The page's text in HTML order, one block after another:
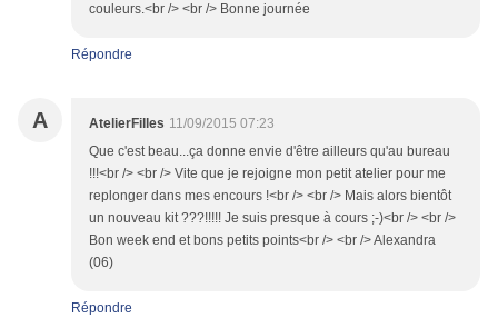
couleurs.<br /> <br /> Bonne journée
Répondre
A AtelierFilles 11/09/2015 07:23
Que c'est beau...ça donne envie d'être ailleurs qu'au bureau
!!!<br /> <br /> Vite que je rejoigne mon petit atelier pour me
replonger dans mes encours !<br /> <br /> Mais alors bientôt
un nouveau kit ???!!!!! Je suis presque à cours ;-)<br /> <br />
Bon week end et bons petits points<br /> <br /> Alexandra
(06)
Répondre